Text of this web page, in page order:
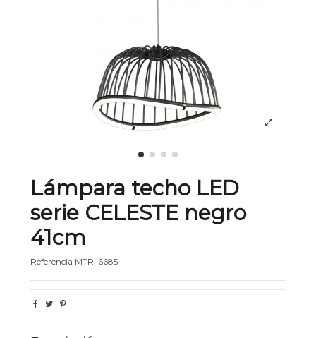
Lámpara techo LED
serie CELESTE negro
41cm
Referencia MTR_6685